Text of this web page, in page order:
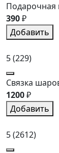
Подарочная
390₽
Добавить
5(229)
Связка
1200₽
Добавить
5(2612)